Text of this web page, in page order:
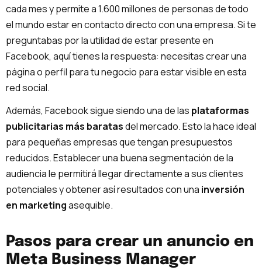
cada mes y permite a 1.600 millones de personas de todo
el mundo estar en contacto directo con una empresa. Si te
preguntabas por la utilidad de estar presente en
Facebook, aquí tienes la respuesta: necesitas crear una
página o perfil para tu negocio para estar visible en esta
red social.
Además, Facebook sigue siendo una de las plataformas
publicitarias más baratasdel mercado. Esto la hace ideal
para pequeñas empresas que tengan presupuestos
reducidos. Establecer una buena segmentación de la
audiencia le permitirá llegar directamente a sus clientes
potenciales y obtener así resultados con una inversión
en marketingasequible.
Pasos para crear un anuncio en
Meta Business Manager